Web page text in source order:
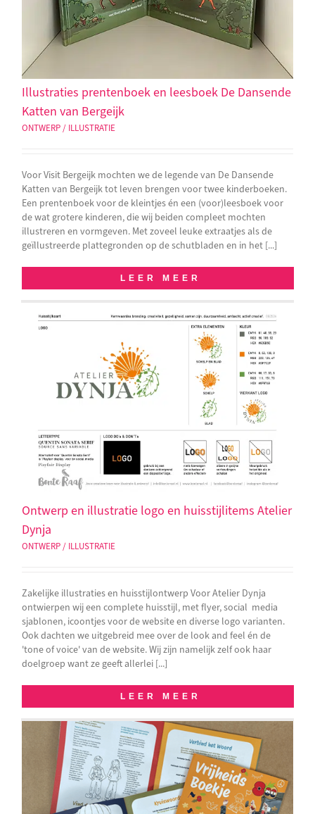
Illustraties prentenboek en leesboek De Dansende
Katten van Bergeijk
ONTWERP / ILLUSTRATIE
Voor Visit Bergeijk mochten we de legende van De Dansende
Katten van Bergeijk tot leven brengen voor twee kinderboeken.
Een prentenboek voor de kleintjes én een (voor)leesboek voor
de wat grotere kinderen, die wij beiden compleet mochten
illustreren en vormgeven. Met zoveel leuke extraatjes als de
geïllustreerde plattegronden op de schutbladen en in het [...]
LEER MEER
Ontwerp en illustratie logo en huisstijlitems Atelier
Dynja
ONTWERP / ILLUSTRATIE
Zakelijke illustraties en huisstijlontwerp Voor Atelier Dynja
ontwierpen wij een complete huisstijl, met flyer, social media
sjablonen, icoontjes voor de website en diverse logo varianten.
Ook dachten we uitgebreid mee over de look and feel én de
'tone of voice' van de website. Wij zijn namelijk zelf ook haar
doelgroep want ze geeft allerlei [...]
LEER MEER